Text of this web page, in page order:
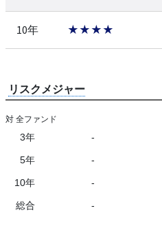
10年 ★★★★
リスクメジャー
対 全ファンド
3年 -
5年 -
10年 -
総合 -